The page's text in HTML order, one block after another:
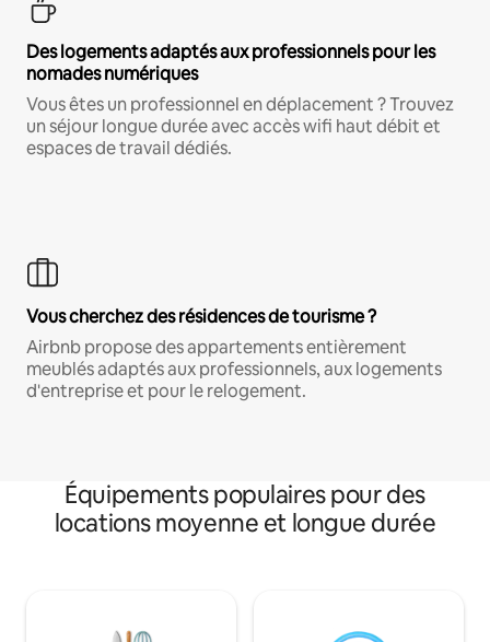
Des logements adaptés aux professionnels pour les
nomades numériques
Vous êtes un professionnel en déplacement ? Trouvez
un séjour longue durée avec accès wifi haut débit et
espaces de travail dédiés.
Vous cherchez des résidences de tourisme ?
Airbnb propose des appartements entièrement
meublés adaptés aux professionnels, aux logements
d'entreprise et pour le relogement.
Équipements populaires pour des
locations moyenne et longue durée